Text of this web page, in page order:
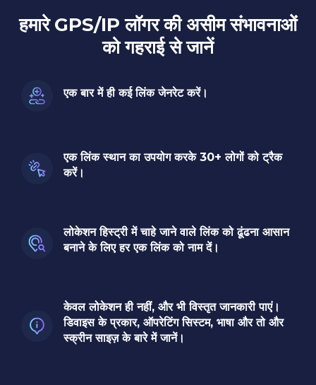
हमारे GPS/IP लॉगर की असीम संभावनाओं
को गहराई से जानें
एक बार में ही कई लिंक जेनरेट करें।
एक लिंक स्थान का उपयोग करके 30+ लोगों को ट्रैक
करें।
लोकेशन हिस्ट्री में चाहे जाने वाले लिंक को ढूंढना आसान
बनाने के लिए हर एक लिंक को नाम दें।
केवल लोकेशन ही नहीं, और भी विस्तृत जानकारी पाएं।
डिवाइस के प्रकार, ऑपरेटिंग सिस्टम, भाषा और तो और
स्क्रीन साइज़ के बारे में जानें।